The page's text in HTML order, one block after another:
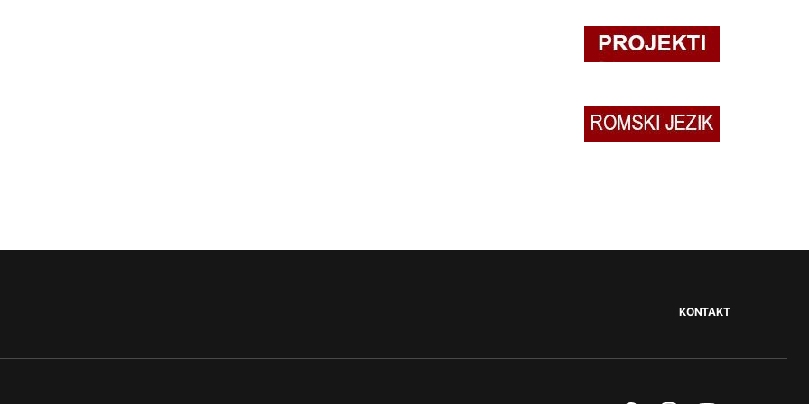
KONTAKT